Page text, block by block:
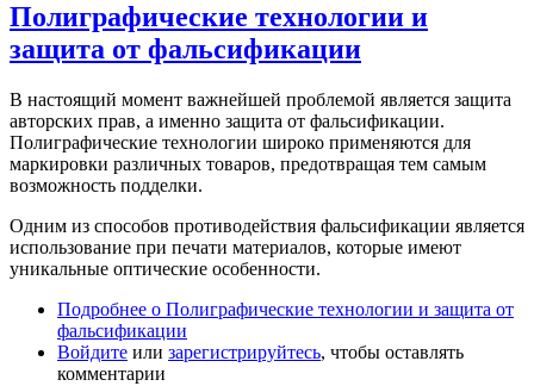
Полиграфические технологии и
защита от фальсификации
В настоящий момент важнейшей проблемой является защита
авторских прав, а именно защита от фальсификации.
Полиграфические технологии широко применяются для
маркировки различных товаров, предотвращая тем самым
возможность подделки.
Одним из способов противодействия фальсификации является
использование при печати материалов, которые имеют
уникальные оптические особенности.
Подробнее о Полиграфические технологии и защита от
фальсификации
Войдите или зарегистрируйтесь, чтобы оставлять
комментарии